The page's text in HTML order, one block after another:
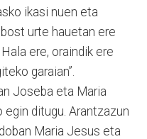
ikasi nuen eta
urte hauetan ere
ere, oraindik ere
garaian”.
Joseba eta Maria
ditugu. Arantzazun
Maria Jesus eta